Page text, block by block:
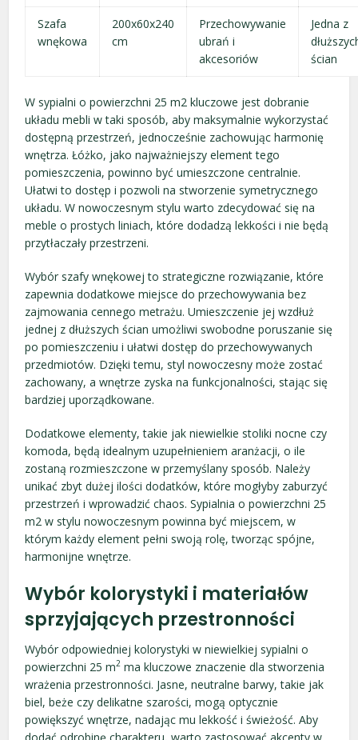
Szafa
wnękowa
200x60x240
cm
Przechowywanie
ubrań i
akcesoriów
Jedna z
ścian
W sypialni o powierzchni 25 m2 kluczowe jest dobranie
układu mebli w taki sposób, aby maksymalnie wykorzystać
dostępną przestrzeń, jednocześnie zachowując harmonię
wnętrza. Łóżko, jako najważniejszy element tego
pomieszczenia, powinno być umieszczone centralnie.
Ułatwi to dostęp i pozwoli na stworzenie symetrycznego
układu. W nowoczesnym stylu warto zdecydować się na
meble o prostych liniach, które dodadzą lekkości i nie będą
przytłaczały przestrzeni.
Wybór szafy wnękowej to strategiczne rozwiązanie, które
zapewnia dodatkowe miejsce do przechowywania bez
zajmowania cennego metrażu. Umieszczenie jej wzdłuż
jednej z dłuższych ścian umożliwi swobodne poruszanie się
po pomieszczeniu i ułatwi dostęp do przechowywanych
przedmiotów. Dzięki temu, styl nowoczesny może zostać
zachowany, a wnętrze zyska na funkcjonalności, stając się
bardziej uporządkowane.
Dodatkowe elementy, takie jak niewielkie stoliki nocne czy
komoda, będą idealnym uzupełnieniem aranżacji, o ile
zostaną rozmieszczone w przemyślany sposób. Należy
unikać zbyt dużej ilości dodatków, które mogłyby zaburzyć
przestrzeń i wprowadzić chaos. Sypialnia o powierzchni 25
m2 w stylu nowoczesnym powinna być miejscem, w
którym każdy element pełni swoją rolę, tworząc spójne,
harmonijne wnętrze.
Wybór kolorystyki i materiałów
sprzyjających przestronności
Wybór odpowiedniej kolorystyki w niewielkiej sypialni o
powierzchni 25 m2 ma kluczowe znaczenie dla stworzenia
wrażenia przestronności. Jasne, neutralne barwy, takie jak
biel, beże czy delikatne szarości, mogą optycznie
powiększyć wnętrze, nadając mu lekkość i świeżość. Aby